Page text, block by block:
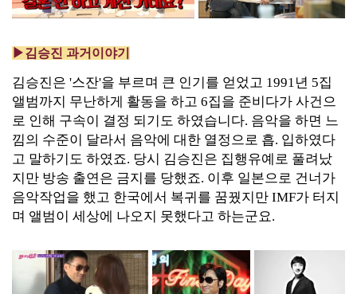
▶김승진 과거이야기
김승진은 '스잔'을 부르며 큰 인기를 얻었고 1991년 5집
앨범까지 무난하게 활동을 하고 6집을 준비다가 사건으
로 인해 구속이 결정 되기도 하였습니다. 음악을 하면 느
낌의 수준이 달라서 음악에 대한 열정으로 흡. 입하였다
고 말하기도 하였죠. 당시 김승진은 집행유예로 풀려났
지만 방송 출연은 금지를 당했죠. 이후 일본으로 건너가
음악작업을 했고 한국에서 복귀를 꿈꿨지만 IMF가 터지
며 앨범이 세상에 나오지 못했다고 하는군요.